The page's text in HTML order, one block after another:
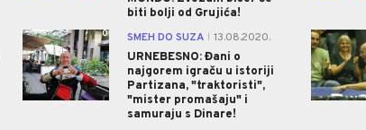
biti bolji od Grujića!
0 SMEH DO SUZA
13.08.2020.
URNEBESNO: Đani o
najgorem igraču u istoriji
Partizana, "traktoristi",
"mister promašaju" i
samuraju s Dinare!